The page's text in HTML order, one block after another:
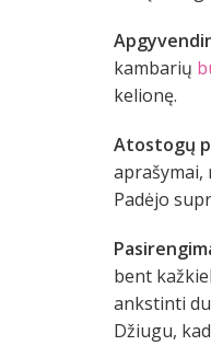
kambarių
kelionę.
Atostogų
aprašymai,
Padėjo
bent
ankstinti
Džiugu,